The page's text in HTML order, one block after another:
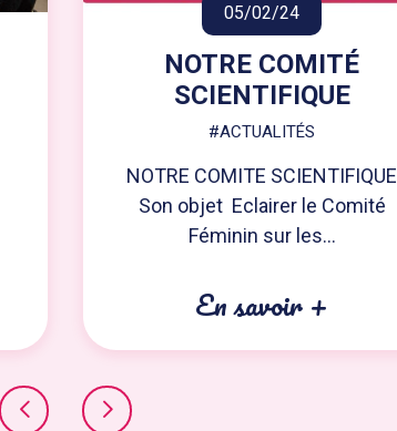
05/02/24
NOTRE COMITÉ
SCIENTIFIQUE
#ACTUALITÉS
NOTRE COMITE SCIENTIFIQUE
Son objet Eclairer le Comité
Féminin sur les...
En savoir +